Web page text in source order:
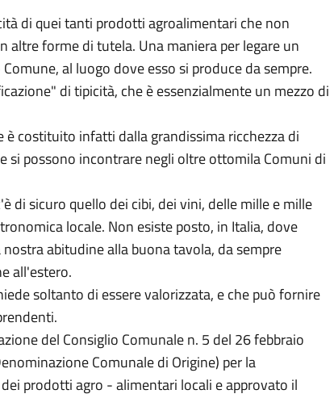
di quei tanti prodotti agroalimentari che non
altre forme di tutela. Una maniera per legare un
al luogo dove esso si produce da sempre.
di tipicità, che è essenzialmente un mezzo di
è costituito infatti dalla grandissima ricchezza di
si possono incontrare negli oltre ottomila Comuni di
di sicuro quello dei cibi, dei vini, delle mille e mille
locale. Non esiste posto, in Italia, dove
abitudine alla buona tavola, da sempre
all'estero.
soltanto di essere valorizzata, e che può fornire
del Consiglio Comunale n. 5 del 26 febbraio
Comunale di Origine) per la
prodotti agro - alimentari locali e approvato il